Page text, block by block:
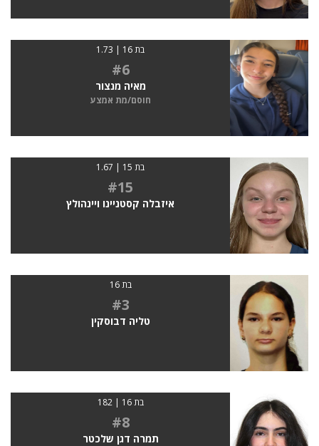
בת 16 | 1.73
#6
מאיה מנצור
חוסם/מת אמצע
בת 15 | 1.67
#15
איזבלה קסטניינו ויינהולץ
בת 16
#3
טליה דבוסקין
בת 16 | 182
#8
תמרה דגן שלכטר